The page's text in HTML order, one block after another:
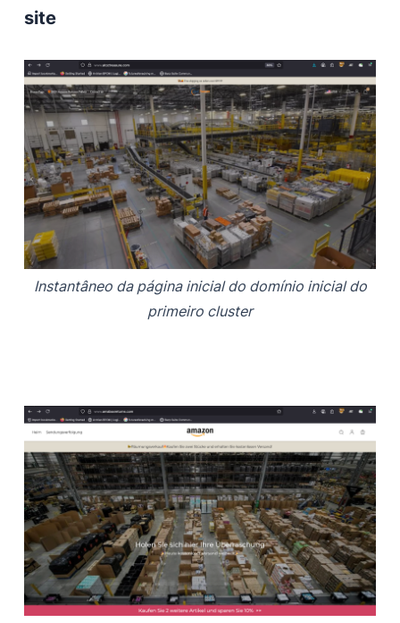
site
Instantâneo da página inicial do domínio inicial do
primeiro cluster